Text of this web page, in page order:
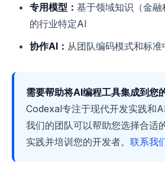
专用模型： 基于领域知识（金
的行业特定AI
协作AI： 从团队编码模式和标
需要帮助将AI编程工具集成到您
Codexal专注于现代开发实践和
我们的团队可以帮助您选择合适
实践并培训您的开发者。 联系我